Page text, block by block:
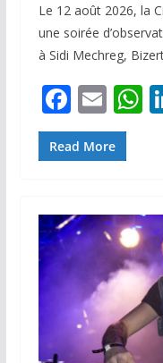
Le 12 août 2026, la
une soirée
à Sidi Mechreg,
F
ac
e
o
o
k
E
m
ai
A
p
p
Read More